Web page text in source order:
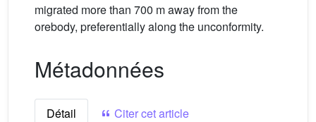
migrated more than 700 m away from the
orebody, preferentially along the unconformity.
Métadonnées
Détail
Citer cet article